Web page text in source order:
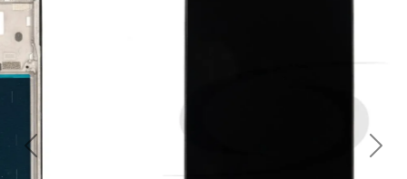
Previous Next